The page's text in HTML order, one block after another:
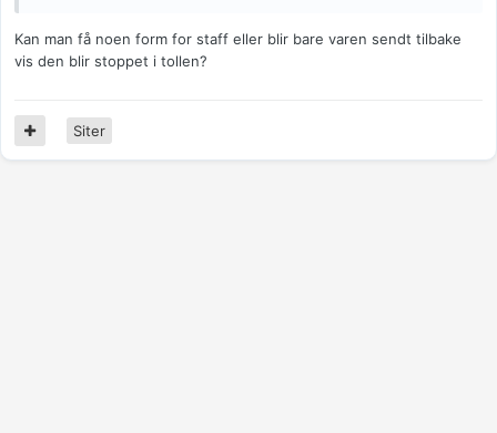
Kan man få noen form for staff eller blir bare varen sendt tilbake
vis den blir stoppet i tollen?
Siter